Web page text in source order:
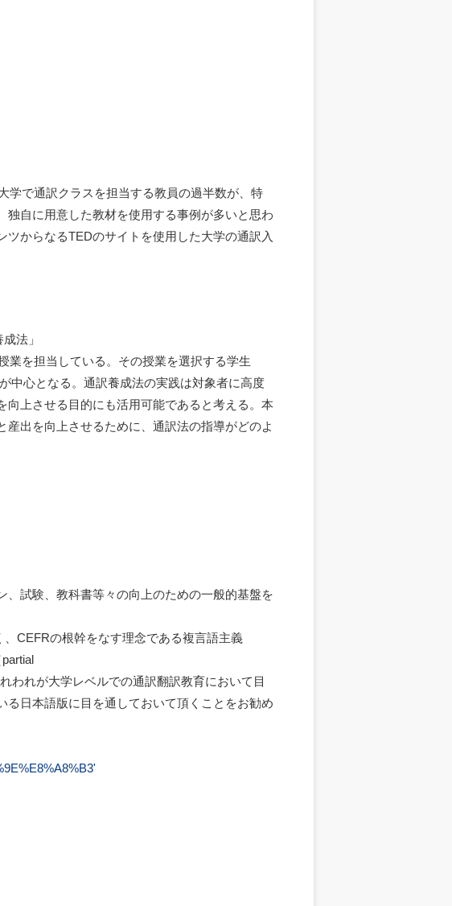
学で通訳クラスを担当する教員の過半数が、特
自に用意した教材を使用する事例が多いと思わ
からなるTEDのサイトを使用した大学の通訳入
法」
業を担当している。その授業を選択する学生
中心となる。通訳養成法の実践は対象者に高度
上させる目的にも活用可能であると考える。本
出を向上させるために、通訳法の指導がどのよ
、試験、教科書等々の向上のための一般的基盤を
CEFRの根幹をなす理念である複言語主義
われが大学レベルでの通訳翻訳教育において目
日本語版に目を通しておいて頂くことをお勧め